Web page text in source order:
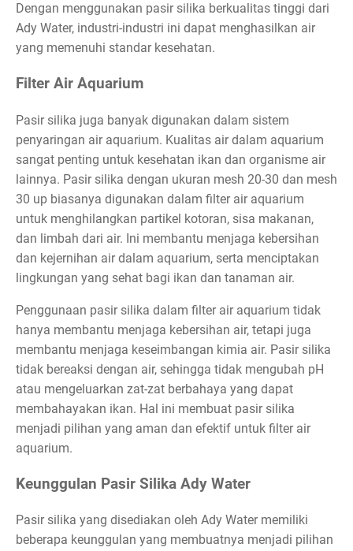
Dengan menggunakan pasir silika berkualitas tinggi dari
Ady Water, industri-industri ini dapat menghasilkan air
yang memenuhi standar kesehatan.
Filter Air Aquarium
Pasir silika juga banyak digunakan dalam sistem
penyaringan air aquarium. Kualitas air dalam aquarium
sangat penting untuk kesehatan ikan dan organisme air
lainnya. Pasir silika dengan ukuran mesh 20-30 dan mesh
30 up biasanya digunakan dalam filter air aquarium
untuk menghilangkan partikel kotoran, sisa makanan,
dan limbah dari air. Ini membantu menjaga kebersihan
dan kejernihan air dalam aquarium, serta menciptakan
lingkungan yang sehat bagi ikan dan tanaman air.
Penggunaan pasir silika dalam filter air aquarium tidak
hanya membantu menjaga kebersihan air, tetapi juga
membantu menjaga keseimbangan kimia air. Pasir silika
tidak bereaksi dengan air, sehingga tidak mengubah pH
atau mengeluarkan zat-zat berbahaya yang dapat
membahayakan ikan. Hal ini membuat pasir silika
menjadi pilihan yang aman dan efektif untuk filter air
aquarium.
Keunggulan Pasir Silika Ady Water
Pasir silika yang disediakan oleh Ady Water memiliki
beberapa keunggulan yang membuatnya menjadi pilihan